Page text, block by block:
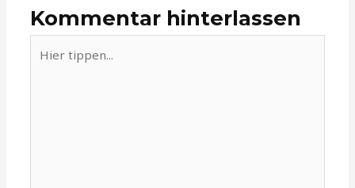
Kommentar hinterlassen
tippen...